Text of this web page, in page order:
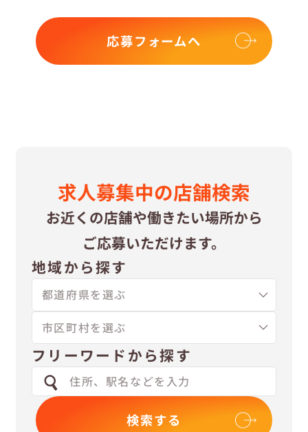
応募フォームへ
求⼈募集中の店舗検索
お近くの店舗や働きたい場所から
ご応募いただけます。
地域から探す
フリーワードから探す
検索する